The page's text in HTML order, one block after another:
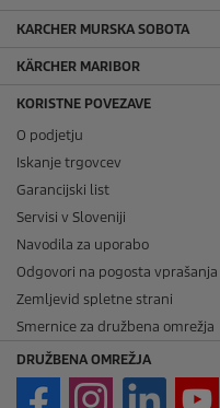
KARCHER MURSKA SOBOTA
KÄRCHER MARIBOR
KORISTNE POVEZAVE
O podjetju
Iskanje trgovcev
Garancijski list
Servisi v Sloveniji
Navodila za uporabo
Odgovori na pogosta vprašanja
Zemljevid spletne strani
Smernice za družbena omrežja
DRUŽBENA OMREŽJA